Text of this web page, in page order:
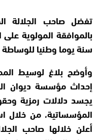
تفضل صاحب الجلالة
بالموافقة المولوية
سنة يوما وطنيا للوساطة
وأوضح بلاغ لوسيط
يجسد دلالات رمزية
المؤسساتية، من خلال
أعلن خلالها صاحب